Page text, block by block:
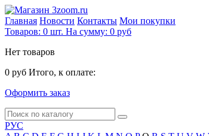
Главная Новости Контакты Мои покупки
Товаров: 0 шт. На сумму: 0 руб
Нет товаров
0 руб Итого, к оплате:
Оформить заказ
РУС